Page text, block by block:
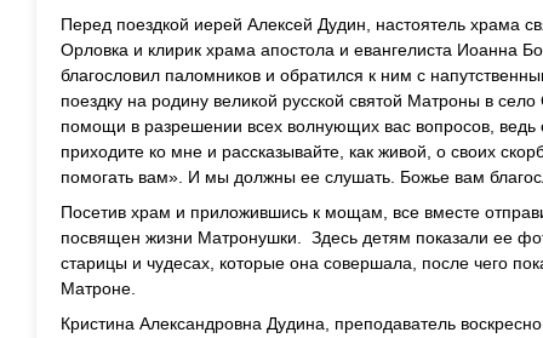
Перед поездкой иерей Алексей Дудин, настоятель храма
Орловка и клирик храма апостола и евангелиста Иоанна
благословил паломников и обратился к ним с
поездку на родину великой русской святой Матроны в
помощи в разрешении всех волнующих вас вопросов, ведь
приходите ко мне и рассказывайте, как живой, о своих
помогать вам». И мы должны ее слушать. Божье вам
Посетив храм и приложившись к мощам, все вместе
посвящен жизни Матронушки. Здесь детям показали ее
старицы и чудесах, которые она совершала, после чего
Матроне.
Кристина Александровна Дудина, преподаватель